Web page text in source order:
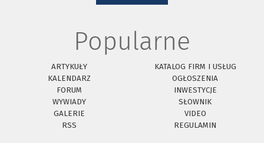
Popularne
ARTYKUŁY
KATALOG FIRM I USŁUG
KALENDARZ
OGŁOSZENIA
FORUM
INWESTYCJE
WYWIADY
SŁOWNIK
GALERIE
VIDEO
RSS
REGULAMIN